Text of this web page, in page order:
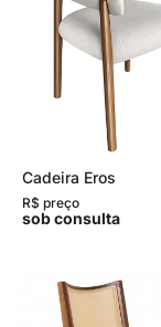
Cadeira Eros
R$ preço
sob consulta